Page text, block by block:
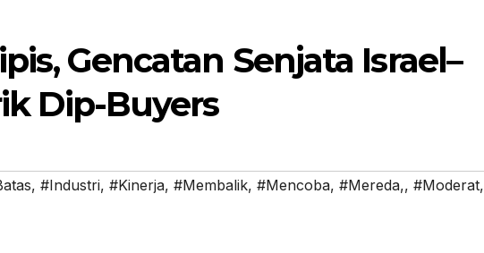
Gencatan Senjata Israel–
Dip-Buyers
, #Industri, #Kinerja, #Membalik, #Mencoba, #Mereda,, #Moderat,